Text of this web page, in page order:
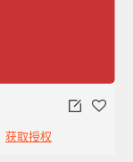
获取授权